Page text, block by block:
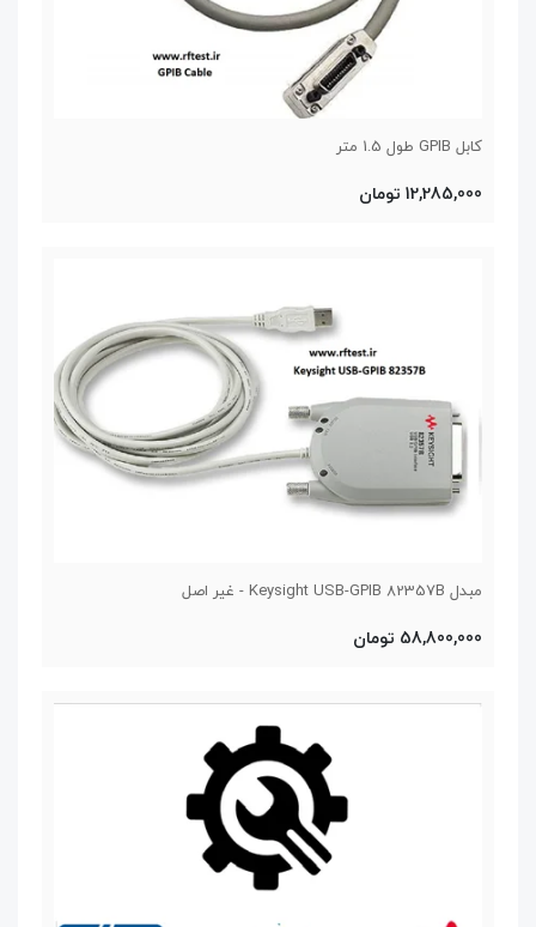
کابل GPIB طول 1.5 متر
12,285,000 تومان
مبدل Keysight USB-GPIB 82357B - غیر اصل
58,800,000 تومان